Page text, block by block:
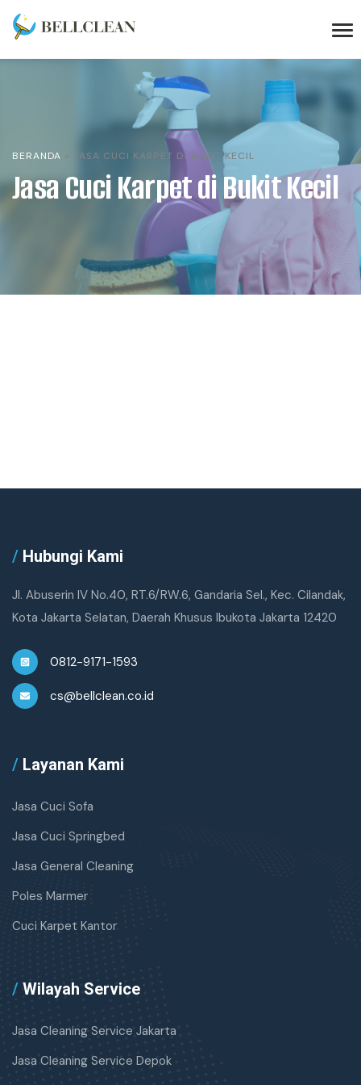
BERANDA JASA CUCI KARPET DI BUKIT KECIL
Jasa Cuci Karpet di Bukit Kecil
/ Hubungi Kami
Jl. Abuserin IV No.40, RT.6/RW.6, Gandaria Sel., Kec. Cilandak,
Kota Jakarta Selatan, Daerah Khusus Ibukota Jakarta 12420
0812-9171-1593
cs@bellclean.co.id
/ Layanan Kami
Jasa Cuci Sofa
Jasa Cuci Springbed
Jasa General Cleaning
Poles Marmer
Cuci Karpet Kantor
/ Wilayah Service
Jasa Cleaning Service Jakarta
Jasa Cleaning Service Depok